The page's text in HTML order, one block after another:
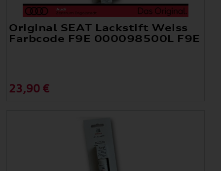
Original SEAT Lackstift Weiss
Farbcode F9E 000098500L F9E
23,90 €